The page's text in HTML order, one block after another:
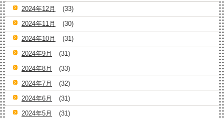
2024年12月
(33)
2024年11月
(30)
2024年10月
(31)
2024年9月
(31)
2024年8月
(33)
2024年7月
(32)
2024年6月
(31)
2024年5月
(31)